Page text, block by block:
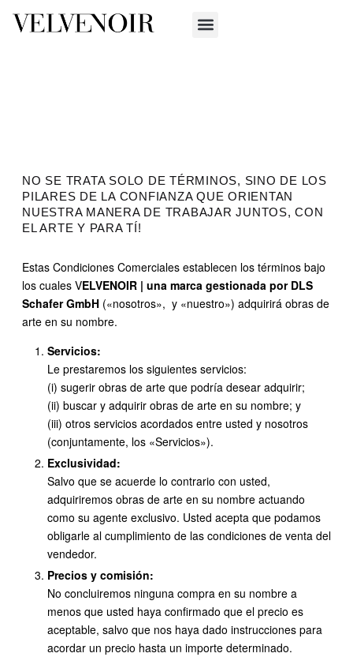
NO SE TRATA SOLO DE TÉRMINOS, SINO DE LOS
PILARES DE LA CONFIANZA QUE ORIENTAN
NUESTRA MANERA DE TRABAJAR JUNTOS, CON
EL ARTE Y PARA TÍ!
Estas Condiciones Comerciales establecen los términos bajo
los cuales VELVENOIR | una marca gestionada por DLS
Schafer GmbH («nosotros», y «nuestro») adquirirá obras de
arte en su nombre.
Servicios:
Le prestaremos los siguientes servicios:
(i) sugerir obras de arte que podría desear adquirir;
(ii) buscar y adquirir obras de arte en su nombre; y
(iii) otros servicios acordados entre usted y nosotros
(conjuntamente, los «Servicios»).
Exclusividad:
Salvo que se acuerde lo contrario con usted,
adquiriremos obras de arte en su nombre actuando
como su agente exclusivo. Usted acepta que podamos
obligarle al cumplimiento de las condiciones de venta del
vendedor.
Precios y comisión:
No concluiremos ninguna compra en su nombre a
menos que usted haya confirmado que el precio es
aceptable, salvo que nos haya dado instrucciones para
acordar un precio hasta un importe determinado.